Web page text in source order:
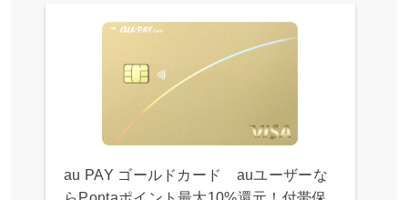
au PAY ゴールドカード auユーザーな